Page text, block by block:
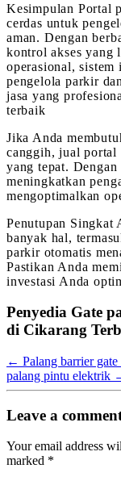
Kesimpulan Portal
cerdas untuk
aman. Dengan
kontrol akses yang
operasional, sistem
pengelola parkir
jasa yang
terbaik
Jika Anda
canggih, jual portal
yang tepat.
meningkatkan
mengoptimalkan
Penutupan Singkat
banyak hal,
parkir otomatis
Pastikan Anda
investasi Anda
Penyedia Gate
di Cikarang
← Palang barrier
palang pintu elektrik
Leave a
Your email address
marked *